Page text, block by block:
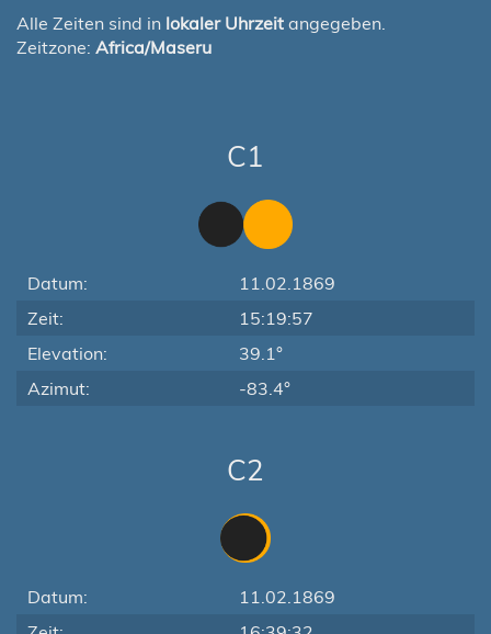
Alle Zeiten sind in lokaler Uhrzeit angegeben.
Zeitzone: Africa/Maseru
C1
Datum:
11.02.1869
Zeit:
15:19:57
Elevation:
39.1°
Azimut:
-83.4°
C2
Datum:
11.02.1869